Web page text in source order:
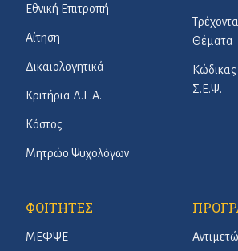
Θέματα
Σ.Ε.Ψ.
Εθνική Επιτροπή
Αίτηση
Δικαιολογητικά
Κριτήρια Δ.Ε.Α.
Κόστος
Μητρώο Ψυχολόγων
ΦΟΙΤΗΤΕΣ
ΜΕΦΨΕ